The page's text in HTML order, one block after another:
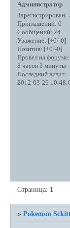
Администратор
Зарегистрирован:
Приглашений: 0
Сообщений: 24
Уважение: [+0/-0]
Позитив: [+0/-0]
Провел на форуме:
8 часов 3 минуты
Последний визит:
2012-03-26
Страница: 1
»Pokemon